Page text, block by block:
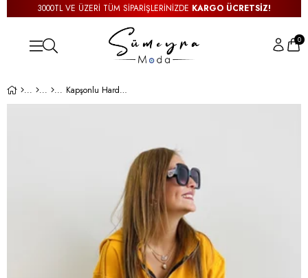
3000TL VE ÜZERİ TÜM SİPARİŞLERİNİZDEKARGO ÜCRETSİZ!
0
Kapşonlu Hardal Sweat